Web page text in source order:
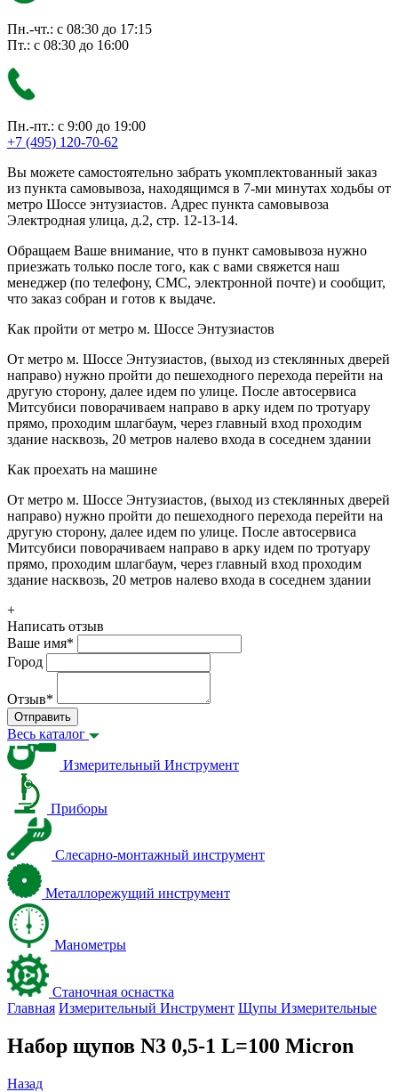
Пн.-чт.: с 08:30 до 17:15
Пт.: с 08:30 до 16:00
Пн.-пт.: с 9:00 до 19:00
+7 (495) 120-70-62
Вы можете самостоятельно забрать укомплектованный заказ
из пункта самовывоза, находящимся в 7-ми минутах ходьбы от
метро Шоссе энтузиастов. Адрес пункта самовывоза
Электродная улица, д.2, стр. 12-13-14.
Обращаем Ваше внимание, что в пункт самовывоза нужно
приезжать только после того, как с вами свяжется наш
менеджер (по телефону, СМС, электронной почте) и сообщит,
что заказ собран и готов к выдаче.
Как пройти от метро м. Шоссе Энтузиастов
От метро м. Шоссе Энтузиастов, (выход из стеклянных дверей
направо) нужно пройти до пешеходного перехода перейти на
другую сторону, далее идем по улице. После автосервиса
Митсубиси поворачиваем направо в арку идем по тротуару
прямо, проходим шлагбаум, через главный вход проходим
здание насквозь, 20 метров налево входа в соседнем здании
Как проехать на машине
От метро м. Шоссе Энтузиастов, (выход из стеклянных дверей
направо) нужно пройти до пешеходного перехода перейти на
другую сторону, далее идем по улице. После автосервиса
Митсубиси поворачиваем направо в арку идем по тротуару
прямо, проходим шлагбаум, через главный вход проходим
здание насквозь, 20 метров налево входа в соседнем здании
+
Написать отзыв
Ваше имя*
Город
Отзыв*
Отправить
Весь каталог
Измерительный Инструмент
Приборы
Слесарно-монтажный инструмент
Металлорежущий инструмент
Манометры
Станочная оснастка
Главная Измерительный Инструмент Щупы Измерительные
Набор щупов N3 0,5-1 L=100 Micron
Назад